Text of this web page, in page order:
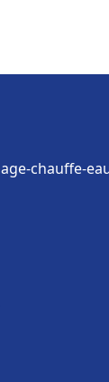
chauffe-